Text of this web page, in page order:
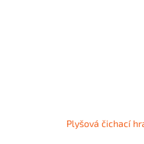
Plyšová čichací